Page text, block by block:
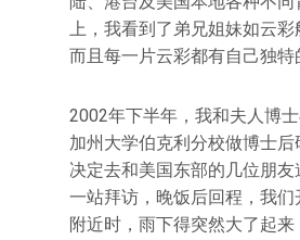
上，我看到了弟兄姐妹如云彩
而且每一片云彩都有自己独特
2002年下半年，我和夫人博
加州大学伯克利分校做博士
决定去和美国东部的几位朋
一站拜访，晚饭后回程，我们
附近时，雨下得突然大了起